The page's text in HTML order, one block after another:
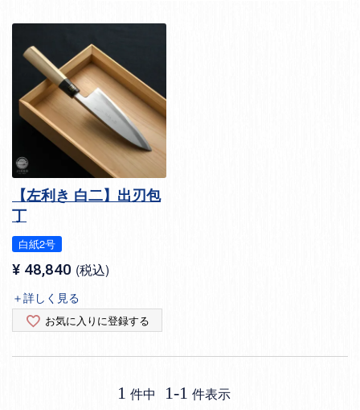
【左利き 白二】出刃包
丁
白紙2号
¥ 48,840 税込
＋詳しく見る
お気に入りに登録する
1 件中 1-1 件表示